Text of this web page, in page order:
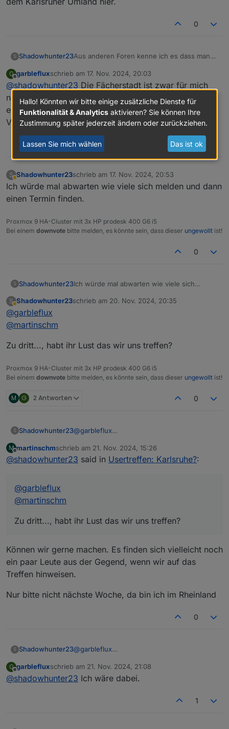
0
S Shadowhunter23Aus anderen Foren kenne ich es dass man
austauscht. Für mich wäre die nächste
größere Stadt Karlsruhe.
machen mit den Usern die in der Nähe
wohnen?
Treffpunkt:
Schlindweinstuben
Altenbürgstraße 6
@ garbleflux
@Shadowhunter23
G
Offline
garblefluxschrieb am 17. Nov. 2024, 20:03
zuletzt editiert von
@shadowhunter23 Die Fächerstadt ist zwar für mich
nicht gerade ums Eck, wäre aber dabei. Gerne mal
einen Termin vorschlagen.
VG Michael
0
S
Abwesend
Shadowhunter23schrieb am 17. Nov. 2024, 20:53
zuletzt editiert von
Ich würde mal abwarten wie viele sich melden und dann
einen Termin finden.
Proxmox 9 HA-Cluster mit 3x HP prodesk 400 G6 i5
Bei einem downvote bitte melden, es könnte sein, dass dieser ungewollt ist!
0
S Shadowhunter23Ich würde mal abwarten wie viele sich
S
Abwesend
Shadowhunter23schrieb am 20. Nov. 2024, 20:35
zuletzt editiert von
@garbleflux
@martinschm
Zu dritt..., habt ihr Lust das wir uns treffen?
Proxmox 9 HA-Cluster mit 3x HP prodesk 400 G6 i5
Bei einem downvote bitte melden, es könnte sein, dass dieser ungewollt ist!
M G 2 Antworten 0
S Shadowhunter23@garbleflux
Zu dritt..., habt ihr Lust das wir uns treffen?
M
Offline
martinschmschrieb am 21. Nov. 2024, 15:26
zuletzt editiert von
@shadowhunter23 said in Usertreffen: Karlsruhe?:
@garbleflux
@martinschm
Zu dritt..., habt ihr Lust das wir uns treffen?
Können wir gerne machen. Es finden sich vielleicht noch
ein paar Leute aus der Gegend, wenn wir auf das
Treffen hinweisen.
Nur bitte nicht nächste Woche, da bin ich im Rheinland
0
S Shadowhunter23@garbleflux
Zu dritt..., habt ihr Lust das wir uns treffen?
G
Offline
garblefluxschrieb am 21. Nov. 2024, 21:08
zuletzt editiert von
@shadowhunter23 Ich wäre dabei.
1
Hallo! Könnten wir bitte einige zusätzliche Dienste für
Funktionalität & Analytics aktivieren? Sie können Ihre
Zustimmung später jederzeit ändern oder zurückziehen.
Lassen Sie mich wählen Das ist ok